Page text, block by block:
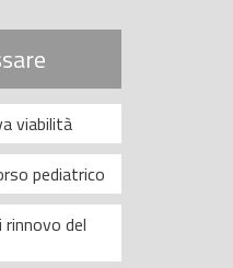
viabilità
pediatrico
del